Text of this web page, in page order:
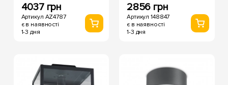
4037 грн
Артикул AZ4787
є в наявності
1-3 дня
2856 грн
Артикул 148847
є в наявності
1-3 дня